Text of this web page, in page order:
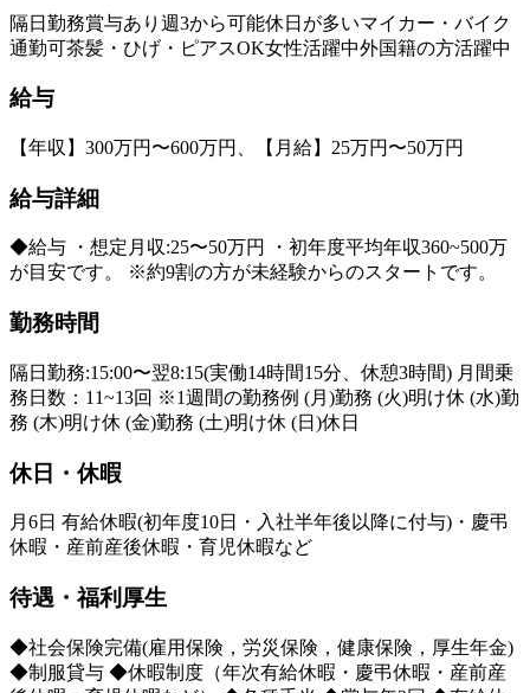
隔日勤務賞与あり 週3から可能休日が多いマイカー・バイク
通勤可茶髪・ひげ・ピアスOK女性活躍中外国籍の方活躍中
給与
【年収】300万円〜600万円、【月給】25万円〜50万円
給与詳細
◆給与 ・想定月収:25〜50万円 ・初年度平均年収360~500万
が目安です。 ※約9割の方が未経験からのスタートです。
勤務時間
隔日勤務:15:00〜翌8:15(実働14時間15分、休憩3時間) 月間乗
務日数：11~13回 ※1週間の勤務例 (月)勤務 (火)明け休 (水)勤
務 (木)明け休 (金)勤務 (土)明け休 (日)休日
休日・休暇
月6日 有給休暇(初年度10日・入社半年後以降に付与)・慶弔
休暇・産前産後休暇・育児休暇など
待遇・福利厚生
◆社会保険完備(雇用保険，労災保険，健康保険，厚生年金)
◆制服貸与 ◆休暇制度（年次有給休暇・慶弔休暇・産前産